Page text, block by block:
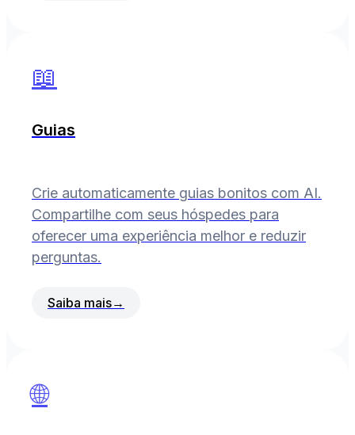
📖
Guias
Crie automaticamente guias bonitos com AI.
Compartilhe com seus hóspedes para
oferecer uma experiência melhor e reduzir
perguntas.
Saiba mais→
🌐